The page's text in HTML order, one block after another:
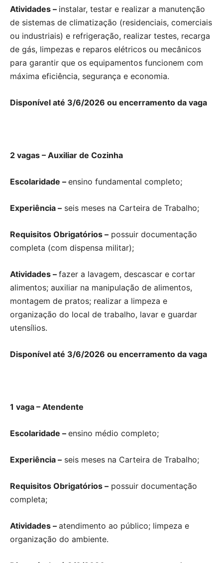
Atividades – instalar, testar e realizar a manutenção
de sistemas de climatização (residenciais, comerciais
ou industriais) e refrigeração, realizar testes, recarga
de gás, limpezas e reparos elétricos ou mecânicos
para garantir que os equipamentos funcionem com
máxima eficiência, segurança e economia.
Disponível até 3/6/2026 ou encerramento da vaga
2 vagas – Auxiliar de Cozinha
Escolaridade – ensino fundamental completo;
Experiência – seis meses na Carteira de Trabalho;
Requisitos Obrigatórios – possuir documentação
completa (com dispensa militar);
Atividades – fazer a lavagem, descascar e cortar
alimentos; auxiliar na manipulação de alimentos,
montagem de pratos; realizar a limpeza e
organização do local de trabalho, lavar e guardar
utensílios.
Disponível até 3/6/2026 ou encerramento da vaga
1 vaga – Atendente
Escolaridade – ensino médio completo;
Experiência – seis meses na Carteira de Trabalho;
Requisitos Obrigatórios – possuir documentação
completa;
Atividades – atendimento ao público; limpeza e
organização do ambiente.